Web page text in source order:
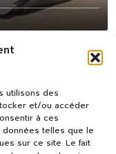
utilisons des
et/ou accéder
à ces
telles que le
sur ce site. Le fait